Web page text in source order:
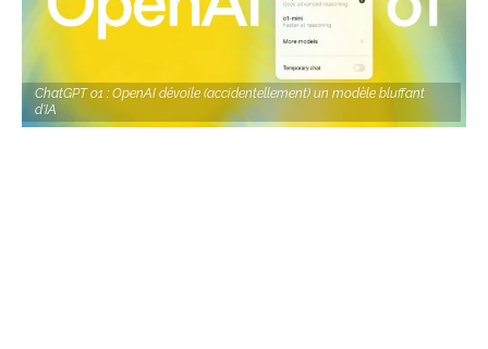
ChatGPT o1 : OpenAI dévoile (accidentellement) un modèle bluffant
d'IA